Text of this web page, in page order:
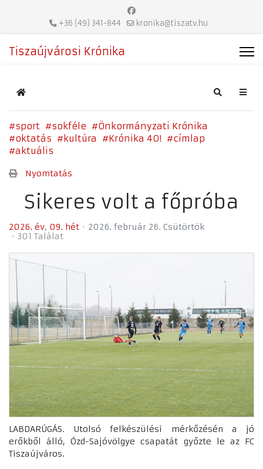
+36 (49) 341-844 kronika@tiszatv.hu
Tiszaújvárosi Krónika
Home Search
sport sokféle
Önkormányzati Krónika
oktatás
kultúra Krónika 40!
címlap
aktuális
Nyomtatás
Sikeres volt a főpróba
2026. év 09. hét
2026. február 26. Csütörtök
301 Találat
LABDARÚGÁS. Utolsó felkészülési mérkőzésén a jó
erőkből álló, Ózd-Sajóvölgye csapatát győzte le az FC
Tiszaújváros.